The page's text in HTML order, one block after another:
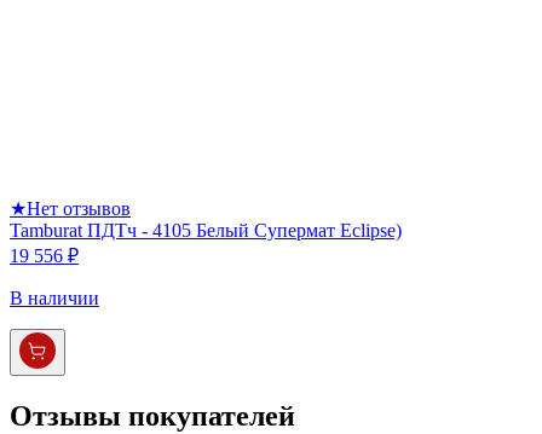
★Нет отзывов
Tamburat ПДТч - 4105 Белый Супермат Eclipse)
19 556 ₽
В наличии
Отзывы покупателей